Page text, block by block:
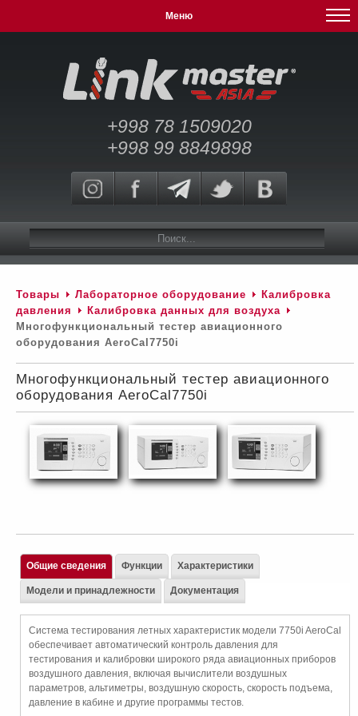
Меню
+998 78 1509020
+998 99 8849898
Товары Лабораторное оборудование
Калибровка
давления
Калибровка данных для воздуха
Многофункциональный тестер авиационного
оборудования AeroCal7750i
Многофункциональный тестер авиационного
оборудования AeroCal7750i
Общие сведения
Система тестирования летных характеристик модели 7750i AeroCal
обеспечивает автоматический контроль давления для
тестирования и калибровки широкого ряда авиационных приборов
воздушного давления, включая вычислители воздушных
параметров, альтиметры, воздушную скорость, скорость подъема,
давление в кабине и другие программы тестов.
Функции Характеристики
Модели и принадлежности Документация